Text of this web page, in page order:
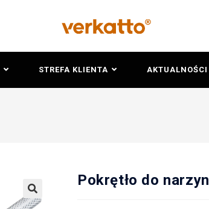
STREFA KLIENTA AKTUALNOŚCI
🔍
Pokrętło do